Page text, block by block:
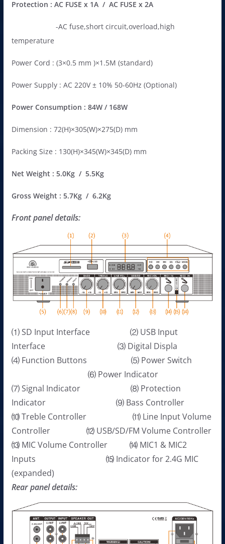
Protection : AC FUSE x 1A / AC FUSE x 2A
-AC fuse,short circuit,overload,high
temperature
Power Cord : (3×0.5 mm )×1.5M (standard)
Power Supply : AC 220V ± 10% 50-60Hz (Optional)
Power Consumption : 84W / 168W
Dimension : 72(H)×305(W)×275(D) mm
Packing Size : 130(H)×345(W)×345(D) mm
Net Weight : 5.0Kg / 5.5Kg
Gross Weight : 5.7Kg / 6.2Kg
Front panel details:
⑴ SD Input Interface ⑵ USB Input
Interface ⑶ Digital Displa
⑷ Function Buttons ⑸ Power Switch
⑹ Power Indicator
⑺ Signal Indicator ⑻ Protection
Indicator ⑼ Bass Controller
⑽ Treble Controller ⑾ Line Input Volume
Controller ⑿ USB/SD/FM Volume Controller
⒀ MIC Volume Controller ⒁ MIC1 & MIC2
Inputs ⒂ Indicator for 2.4G MIC
(expanded)
Rear panel details: